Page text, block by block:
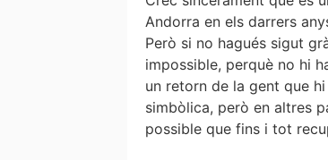
Andorra en els darrers
Però si no hagués sigut
impossible, perquè no hi
un retorn de la gent que
simbòlica, però en altres
possible que fins i tot